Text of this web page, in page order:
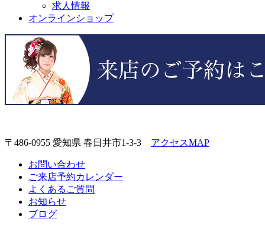
求人情報
オンラインショップ
〒486-0955 愛知県 春日井市1-3-3 アクセスMAP
お問い合わせ
ご来店予約カレンダー
よくあるご質問
お知らせ
ブログ